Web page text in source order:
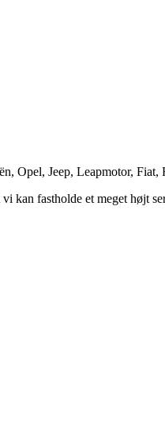
Opel, Jeep, Leapmotor,
kan fastholde et meget højt